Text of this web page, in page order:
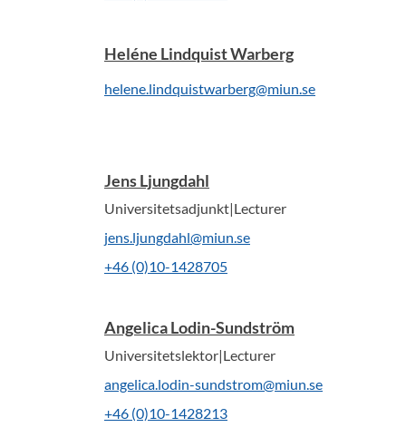
Heléne Lindquist Warberg
helene.lindquistwarberg@miun.se
Jens Ljungdahl
Universitetsadjunkt|Lecturer
jens.ljungdahl@miun.se
+46 (0)10-1428705
Angelica Lodin-Sundström
Universitetslektor|Lecturer
angelica.lodin-sundstrom@miun.se
+46 (0)10-1428213